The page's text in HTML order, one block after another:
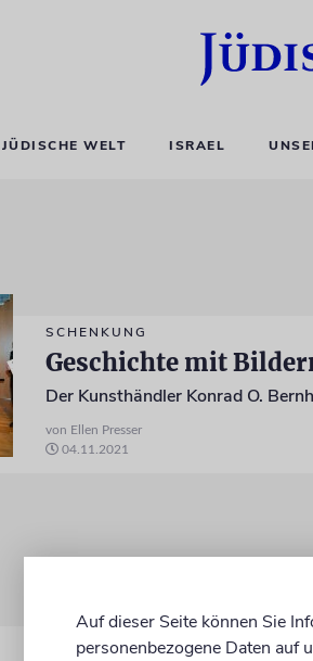
JÜDISCHE WELT ISRAEL
SCHENKUNG
Geschichte mit
von Ellen Presser
04.11.2021
Auf dieser Seite können Sie
personenbezogene Daten auf